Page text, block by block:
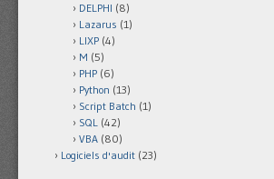
DELPHI (8)
Lazarus (1)
LIXP (4)
M (5)
PHP (6)
Python (13)
Script Batch (1)
SQL (42)
VBA (80)
Logiciels d'audit (23)